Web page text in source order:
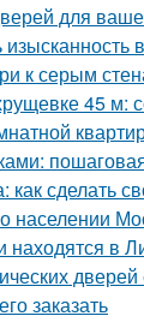
для
к серым
45 м:
как сделать
населении
находятся в
заказать